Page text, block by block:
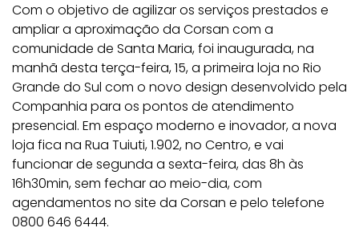
Com o objetivo de agilizar os serviços prestados e
ampliar a aproximação da Corsan com a
comunidade de Santa Maria, foi inaugurada, na
manhã desta terça-feira, 15, a primeira loja no Rio
Grande do Sul com o novo design desenvolvido pela
Companhia para os pontos de atendimento
presencial. Em espaço moderno e inovador, a nova
loja fica na Rua Tuiuti, 1.902, no Centro, e vai
funcionar de segunda a sexta-feira, das 8h às
16h30min, sem fechar ao meio-dia, com
agendamentos no site da Corsan e pelo telefone
0800 646 6444.